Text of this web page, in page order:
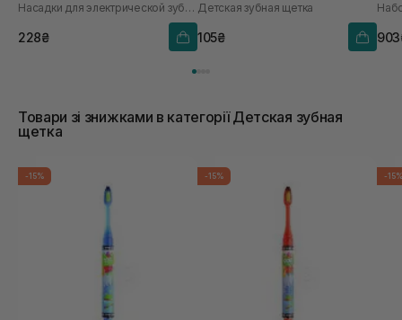
Насадки для электрической зубной щетки
228₴
Детская зубная щетка
105₴
Товари зі знижками в категорії Детская зубная
щетка
-15% -15% -